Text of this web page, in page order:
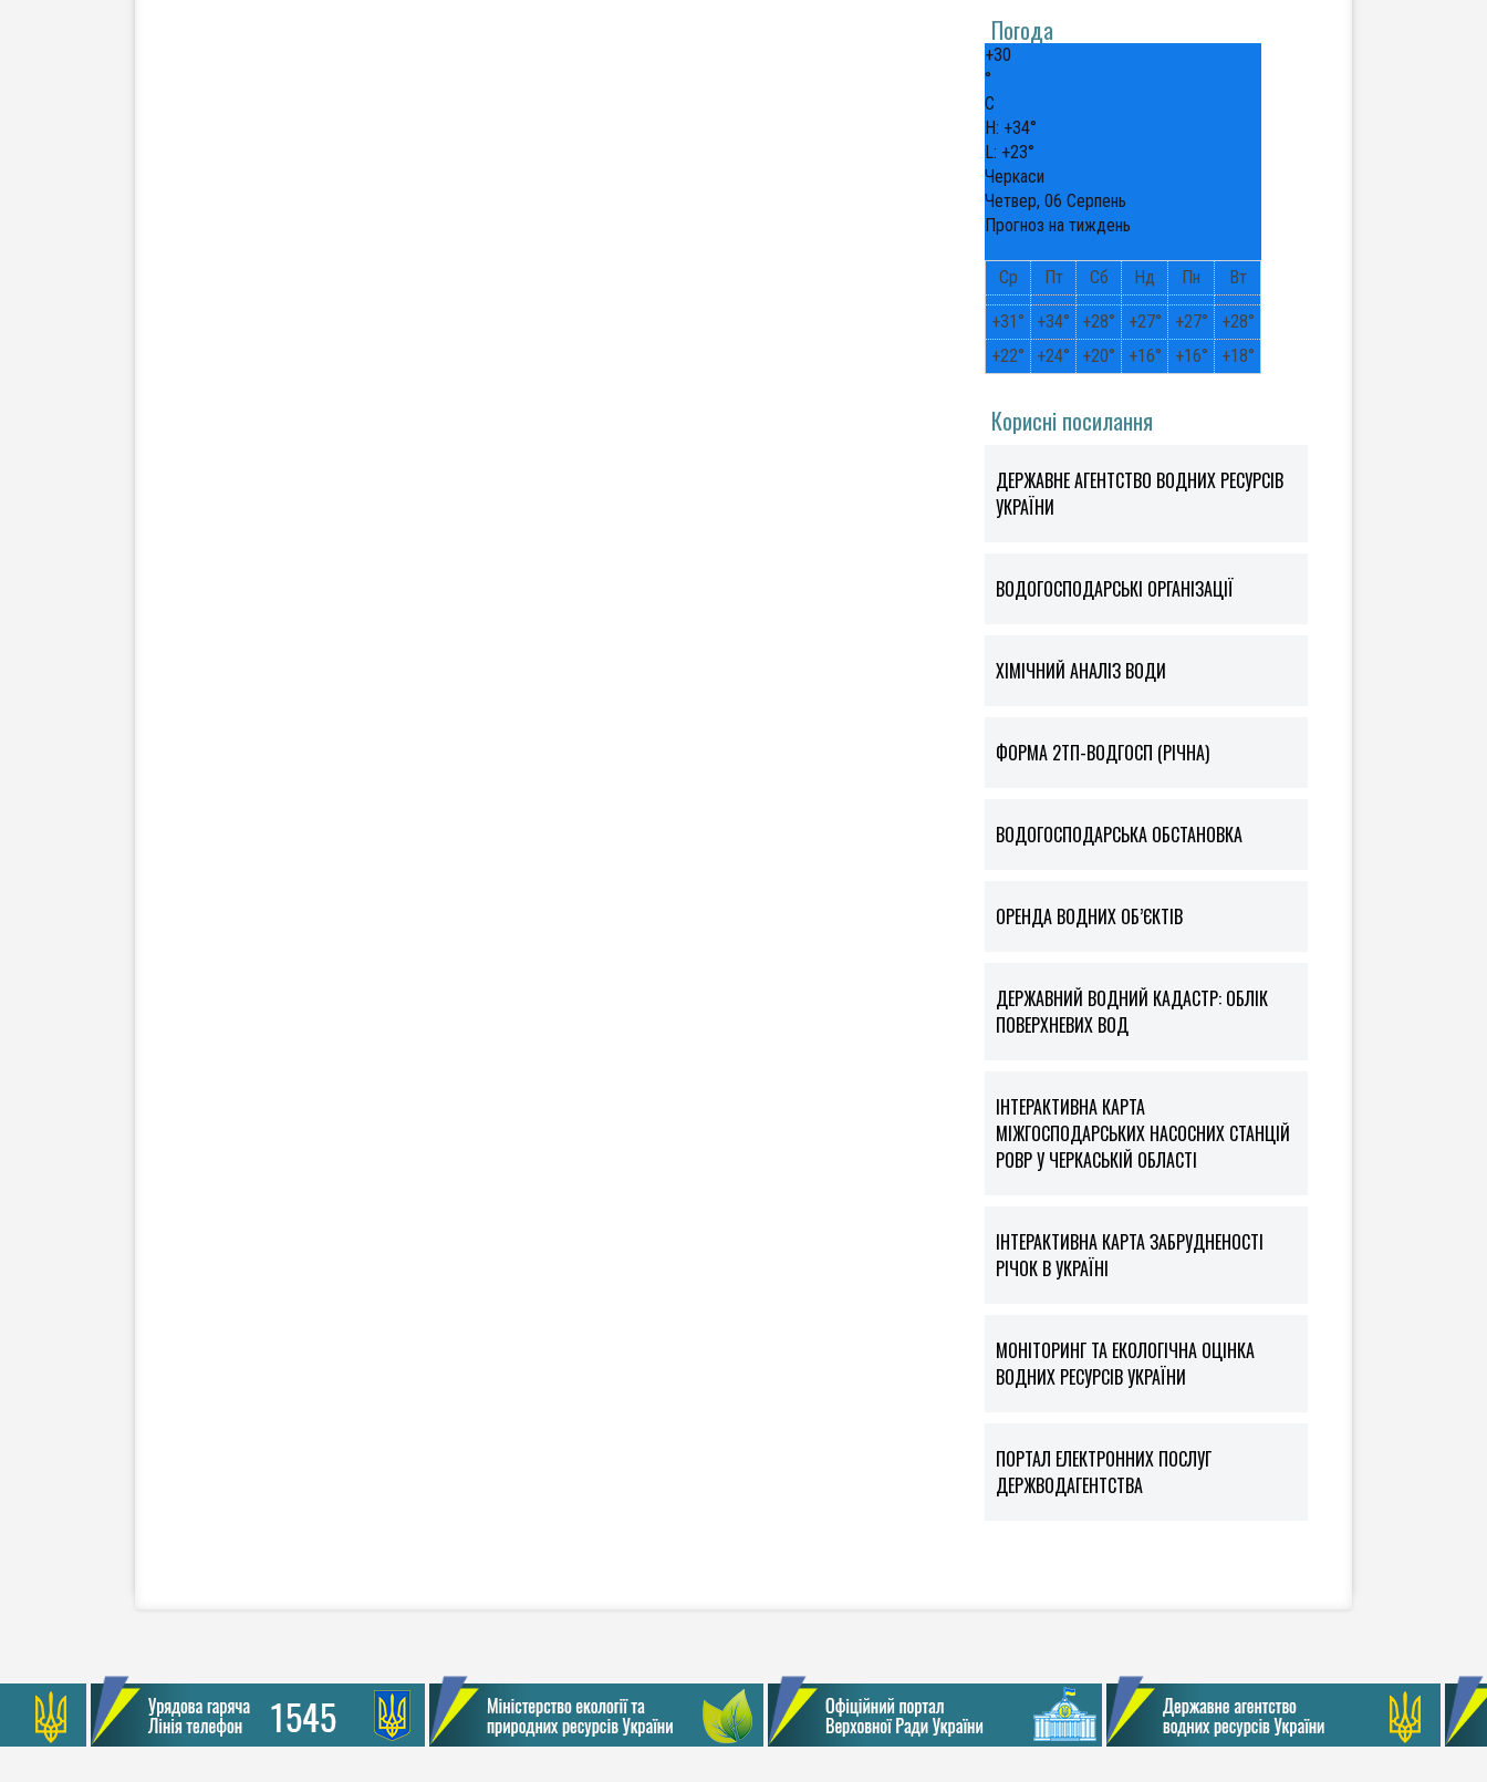
Погода
+30
°
C
H: +34°
L: +23°
Черкаси
Четвер, 06 Серпень
Прогноз на тиждень
Ср Пт Сб Нд Пн Вт
+31° +34° +28° +27° +27° +28°
+22° +24° +20° +16° +16° +18°
Корисні посилання
ДЕРЖАВНЕ АГЕНТСТВО ВОДНИХ РЕСУРСІВ
УКРАЇНИ
ВОДОГОСПОДАРСЬКІ ОРГАНІЗАЦІЇ
ХІМІЧНИЙ АНАЛІЗ ВОДИ
ФOРМА 2ТП-ВОДГОСП (РІЧНА)
ВОДОГОСПОДАРСЬКА ОБСТАНОВКА
ОРЕНДА ВОДНИХ ОБ’ЄКТІВ
ДЕРЖАВНИЙ ВОДНИЙ КАДАСТР: ОБЛІК
ПОВЕРХНЕВИХ ВОД
ІНТЕРАКТИВНА КАРТА
МІЖГОСПОДАРСЬКИХ НАСОСНИХ СТАНЦІЙ
РОВР У ЧЕРКАСЬКІЙ ОБЛАСТІ
ІНТЕРАКТИВНА КАРТА ЗАБРУДНЕНОСТІ
РІЧОК В УКРАЇНІ
МОНІТОРИНГ ТА ЕКОЛОГІЧНА ОЦІНКА
ВОДНИХ РЕСУРСІВ УКРАЇНИ
ПОРТАЛ ЕЛЕКТРОННИХ ПОСЛУГ
ДЕРЖВОДАГЕНТСТВА